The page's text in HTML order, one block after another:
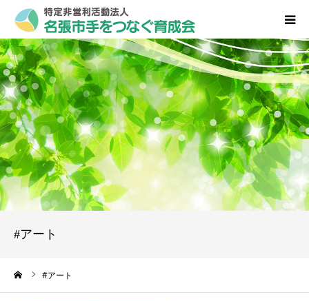
#アート
#アート
HOME
私たちについて
事業内容
入会･募集のご案内
お問い合わせ